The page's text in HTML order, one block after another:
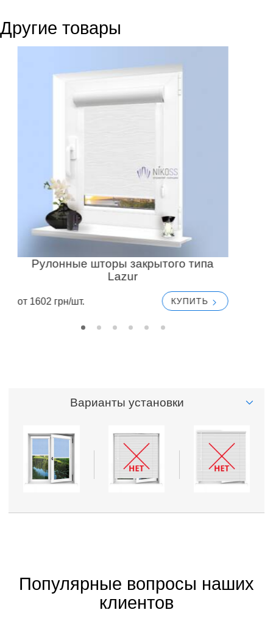
Другие товары
Рулонные шторы закрытого типа
Lazur
от 1602 грн/шт. КУПИТЬ
Варианты установки
Популярные вопросы наших
клиентов